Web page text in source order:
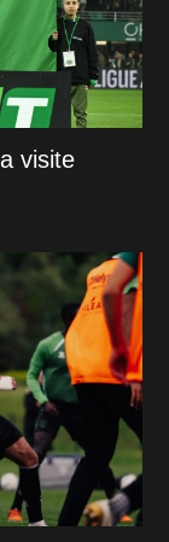
visite